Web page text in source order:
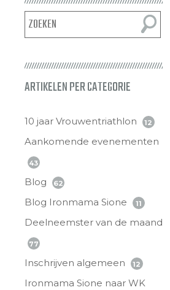
ARTIKELEN PER CATEGORIE
10 jaar Vrouwentriathlon 12
Aankomende evenementen
43
Blog 62
Blog Ironmama Sione 11
Deelneemster van de maand
77
Inschrijven algemeen 12
Ironmama Sione naar WK